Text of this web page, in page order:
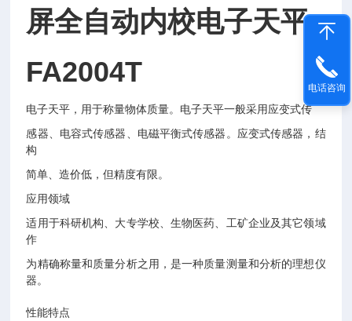
屏全自动内校电子天平
FA2004T
电子天平，用于称量物体质量。电子天平一般采用应变式传
感器、电容式传感器、电磁平衡式传感器。应变式传感器，结
构
简单、造价低，但精度有限。
应用领域
适用于科研机构、大专学校、生物医药、工矿企业及其它领域
作
为精确称量和质量分析之用，是一种质量测量和分析的理想仪
器。
性能特点
电话咨询